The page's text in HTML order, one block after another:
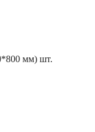
мм) шт.